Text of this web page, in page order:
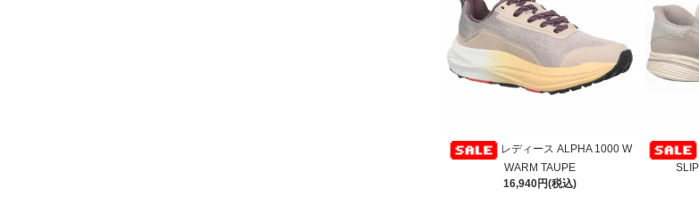
レディース ALPHA 1000 W
WARM TAUPE
16,940円(税込)